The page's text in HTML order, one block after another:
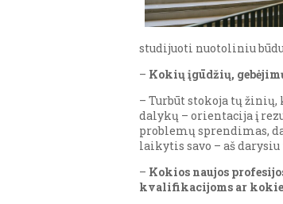
studijuoti nuotoliniu
– Kokių įgūdžių,
– Turbūt stokoja tų
dalykų – orientacija į
problemų sprendimas,
laikytis savo – aš
– Kokios naujos
kvalifikacijoms ar